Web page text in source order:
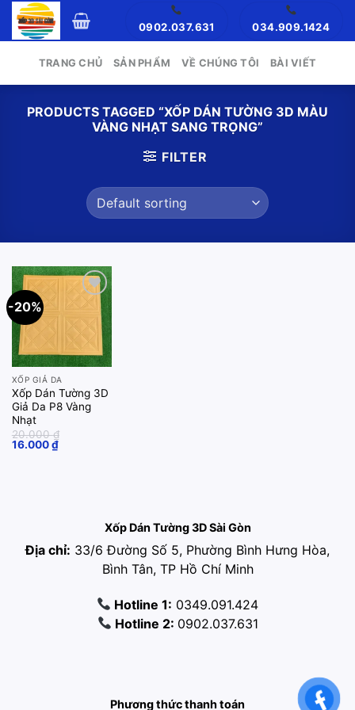
Skip
0902.037.631 034.909.1424
TRANG CHỦ SẢN PHẨM VỀ CHÚNG TÔI BÀI VIẾT
PRODUCTS TAGGED “XỐP DÁN TƯỜNG 3D MÀU
VÀNG NHẠT SANG TRỌNG”
FILTER
-20%
Add to
wishlist
XỐP GIẢ DA
Xốp Dán Tường 3D
Giả Da P8 Vàng
Nhạt
20.000₫
Original
16.000₫Current
price
Xốp Dán Tường 3D Sài Gòn
Địa chỉ: 33/6 Đường Số 5, Phường Bình Hưng Hòa,
Bình Tân, TP Hồ Chí Minh
Hotline 1: 0349.091.424
Hotline 2: 0902.037.631
Phương thức thanh toán